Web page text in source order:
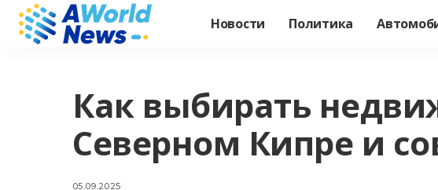
Новости Политика
Как выбирать
Северном Кипре и
05.09.2025